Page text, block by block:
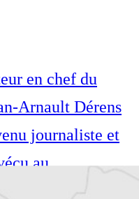
en chef du
Arnault Dérens
journaliste et
au